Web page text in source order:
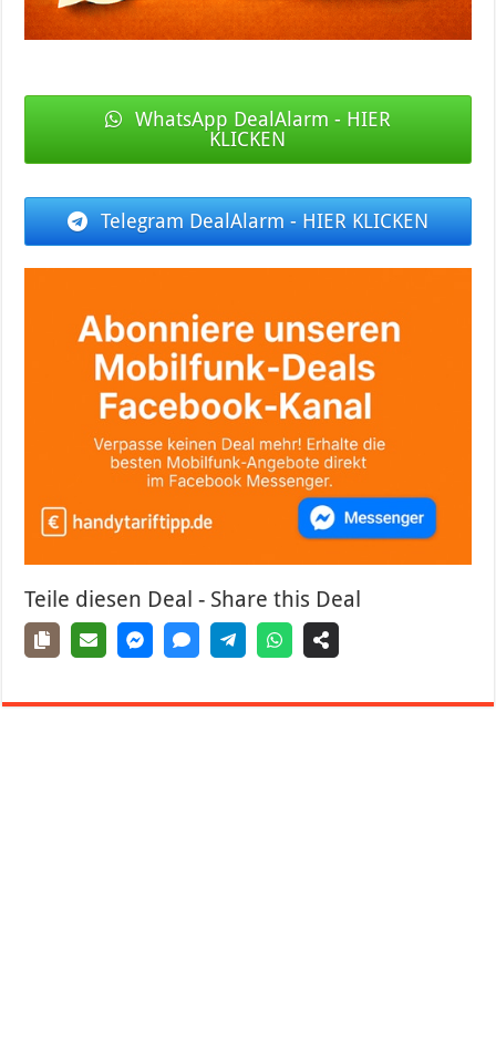
WhatsApp DealAlarm - HIER
KLICKEN
Telegram DealAlarm - HIER KLICKEN
Teile diesen Deal - Share this Deal